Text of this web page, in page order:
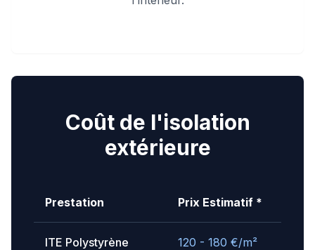
Coût de l'isolation
extérieure
Prestation Prix Estimatif *
ITE Polystyrène 120 - 180 €/m²